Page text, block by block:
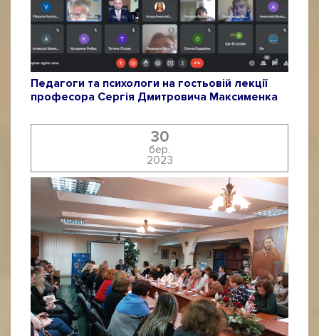
Педагоги та психологи на гостьовій лекції
професора Сергія Дмитровича Максименка
30
бер.
2023